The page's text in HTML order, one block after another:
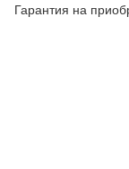
Гарантия на